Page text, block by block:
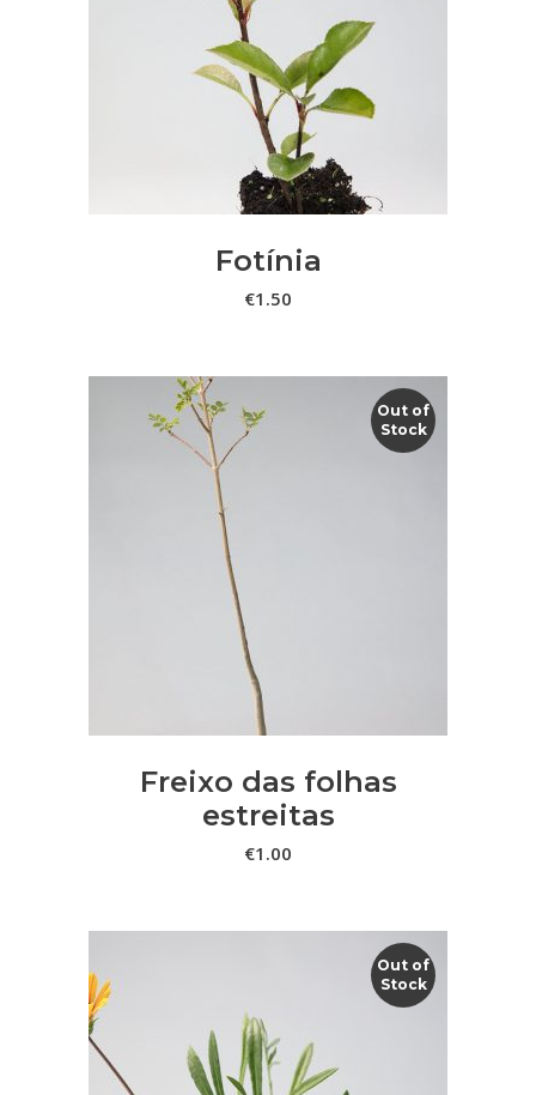
ADICIONAR
Fotínia
€1.50
Out of
Stock
LER MAIS
Freixo das folhas
estreitas
€1.00
Out of
Stock